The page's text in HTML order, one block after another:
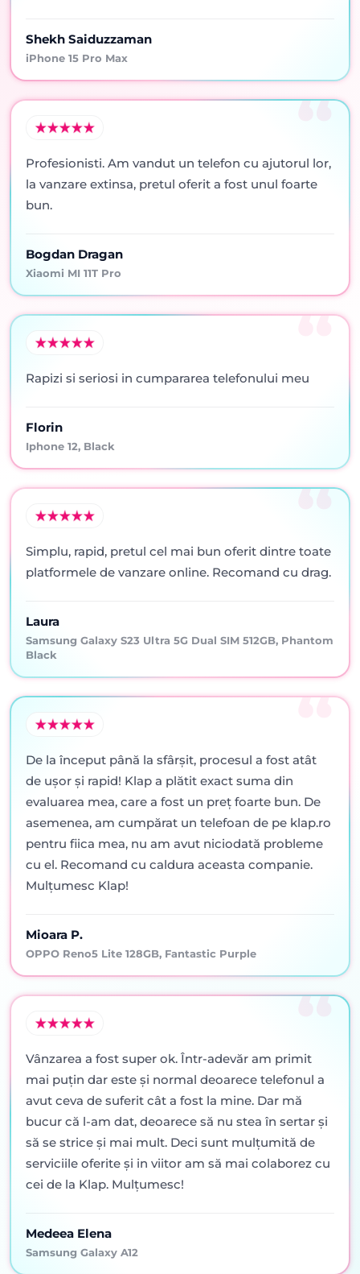
Shekh Saiduzzaman
iPhone 15 Pro Max
Profesionisti. Am vandut un telefon cu ajutorul lor,
la vanzare extinsa, pretul oferit a fost unul foarte
bun.
Bogdan Dragan
Xiaomi MI 11T Pro
Rapizi si seriosi in cumpararea telefonului meu
Florin
Iphone 12, Black
Simplu, rapid, pretul cel mai bun oferit dintre toate
platformele de vanzare online. Recomand cu drag.
Laura
Samsung Galaxy S23 Ultra 5G Dual SIM 512GB, Phantom
Black
De la început până la sfârșit, procesul a fost atât
de ușor și rapid! Klap a plătit exact suma din
evaluarea mea, care a fost un preț foarte bun. De
asemenea, am cumpărat un telefoan de pe klap.ro
pentru fiica mea, nu am avut niciodată probleme
cu el. Recomand cu caldura aceasta companie.
Mulțumesc Klap!
Mioara P.
OPPO Reno5 Lite 128GB, Fantastic Purple
Vânzarea a fost super ok. Într-adevăr am primit
mai puţin dar este şi normal deoarece telefonul a
avut ceva de suferit cât a fost la mine. Dar mă
bucur că l-am dat, deoarece să nu stea în sertar şi
să se strice şi mai mult. Deci sunt mulţumită de
serviciile oferite şi in viitor am să mai colaborez cu
cei de la Klap. Mulţumesc!
Medeea Elena
Samsung Galaxy A12